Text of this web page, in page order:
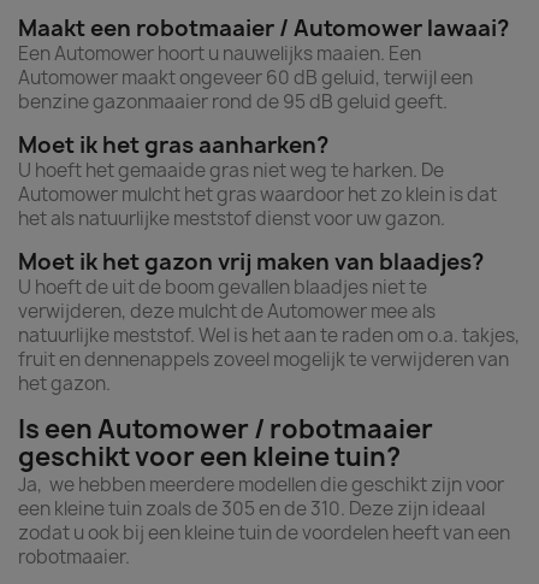
Maakt een robotmaaier / Automower lawaai?
Een Automower hoort u nauwelijks maaien. Een
Automower maakt ongeveer 60 dB geluid, terwijl een
benzine gazonmaaier rond de 95 dB geluid geeft.
Moet ik het gras aanharken?
U hoeft het gemaaide gras niet weg te harken. De
Automower mulcht het gras waardoor het zo klein is dat
het als natuurlijke meststof dienst voor uw gazon.
Moet ik het gazon vrij maken van blaadjes?
U hoeft de uit de boom gevallen blaadjes niet te
verwijderen, deze mulcht de Automower mee als
natuurlijke meststof. Wel is het aan te raden om o.a. takjes,
fruit en dennenappels zoveel mogelijk te verwijderen van
het gazon.
Is een Automower / robotmaaier
geschikt voor een kleine tuin?
Ja, we hebben meerdere modellen die geschikt zijn voor
een kleine tuin zoals de 305 en de 310. Deze zijn ideaal
zodat u ook bij een kleine tuin de voordelen heeft van een
robotmaaier.